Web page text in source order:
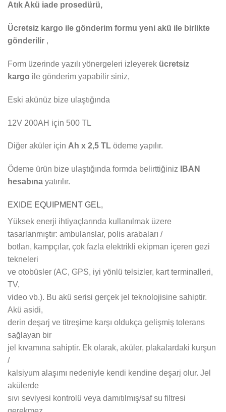
Atık Akü iade prosedürü,
Ücretsiz kargo ile gönderim formu yeni akü ile birlikte
gönderilir ,
Form üzerinde yazılı yönergeleri izleyerek ücretsiz
kargo ile gönderim yapabilir siniz,
Eski akünüz bize ulaştığında
12V 200AH için 500 TL
Diğer aküler için Ah x 2,5 TL ödeme yapılır.
Ödeme ürün bize ulaştığında formda belirttiğiniz
IBAN
hesabına yatırılır.
EXIDE EQUIPMENT GEL,
Yüksek enerji ihtiyaçlarında kullanılmak üzere
tasarlanmıştır: ambulanslar, polis arabaları /
botları, kampçılar, çok fazla elektrikli ekipman içeren gezi
tekneleri
ve otobüsler (AC, GPS, iyi yönlü telsizler, kart terminalleri,
TV,
video vb.). Bu akü serisi gerçek jel teknolojisine sahiptir.
Akü asidi,
derin deşarj ve titreşime karşı oldukça gelişmiş tolerans
sağlayan bir
jel kıvamına sahiptir. Ek olarak, aküler, plakalardaki kurşun
/
kalsiyum alaşımı nedeniyle kendi kendine deşarj olur. Jel
akülerde
sıvı seviyesi kontrolü veya damıtılmış/saf su filtresi